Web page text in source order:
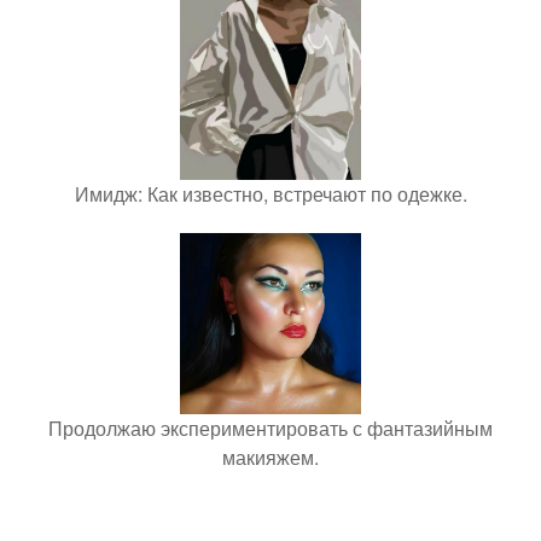
Имидж: Как известно, встречают по одежке.
Продолжаю экспериментировать с фантазийным
макияжем.